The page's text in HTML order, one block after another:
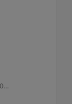
369 1.500 dev/dk.da lb-ft - 500 1.500 dev/dk.da Nm